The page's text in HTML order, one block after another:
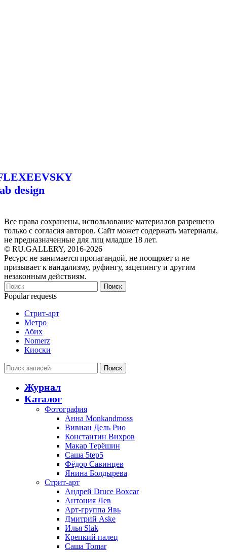
design
Все права сохранены, использование материалов разрешено
только с согласия авторов. Сайт может содержать материалы,
не предназначенные для лиц младше 18 лет.
© RU.GALLERY, 2016-2026
Ресурс не занимается пропагандой, не поощряет и не
призывает к вандализму, руфингу, зацепингу и другим
незаконным действиям.
Поиск
Popular requests
Стрит-арт
Метро
Абих
Nomerz
Киоски
Поиск
Журнал
Каталог
Фотография
Анна Monkandmoss
Вивиан Дель Рио
Константин Вихров
Макар Терёшин
Саша 5tep5
Фёдор Савинцев
Янина Болдырева
Стрит-арт
Андрей Druce Boxcar
Антония Лев
Арт-группа Явь
Дмитрий Aske
Илья Slak
Крепкий палец
Саша Tomar